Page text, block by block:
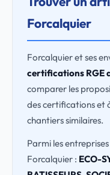
Forcalquier
Forcalquier et ses
certifications RGE
comparer les
des certifications et
chantiers similaires.
Parmi les
Forcalquier : ECO-